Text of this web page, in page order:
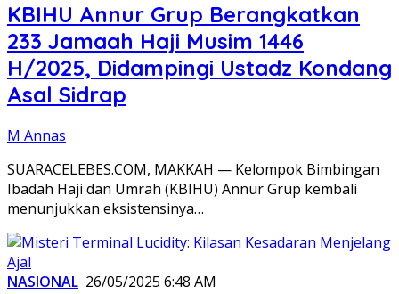
KBIHU Annur Grup Berangkatkan
233 Jamaah Haji Musim 1446
H/2025, Didampingi Ustadz Kondang
Asal Sidrap
M Annas
SUARACELEBES.COM, MAKKAH — Kelompok Bimbingan
Ibadah Haji dan Umrah (KBIHU) Annur Grup kembali
menunjukkan eksistensinya…
NASIONAL 26/05/2025 6:48 AM